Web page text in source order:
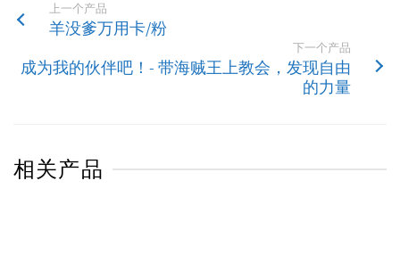
上一个产品
羊没爹万用卡/粉
下一个产品
成为我的伙伴吧！- 带海贼王上教会，发现自由
的力量
相关产品